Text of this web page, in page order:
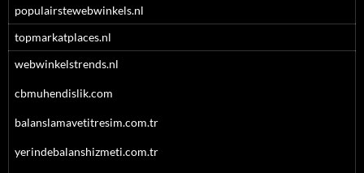
populairstewebwinkels.nl
topmarkatplaces.nl
webwinkelstrends.nl
cbmuhendislik.com
balanslamavetitresim.com.tr
yerindebalanshizmeti.com.tr